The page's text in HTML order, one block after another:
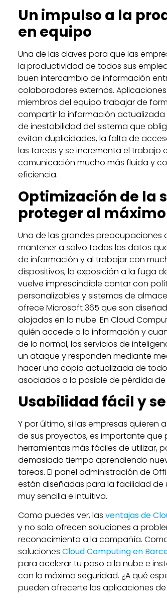
Un impulso a la
en equipo
Una de las claves para que las
la productividad de todos sus
buen intercambio de información
colaboradores externos.
miembros del equipo trabajar de
compartir la información actualizada
de inestabilidad del sistema que
evitan duplicidades, la falta de
las tareas y se incrementa el
comunicación mucho más fluida y
eficiencia.
Optimización de la
proteger al
Una de las grandes preocupaciones
mantener a salvo todos los datos
de información y al trabajar con
dispositivos, la exposición a la fuga
vuelve imprescindible contar con
personalizables y sistemas de
ofrece Microsoft 365 que son
alojados en la nube. En Cloud
quién accede a la información y
de lo normal, los servicios de
un ataque y responden mediante
hacer una copia actualizada de
asociados a la posible de pérdida de
Usabilidad fácil y
Y por último, si las empresas quieren
de sus proyectos, es importante
herramientas más fáciles de utilizar,
demasiado tiempo aprendiendo
tareas. El panel administración de
están diseñadas para la facilidad
muy sencilla e intuitiva.
Como puedes ver, las ventajas de
y no solo ofrecen soluciones a
reconocimiento a la compañía.
soluciones Cloud Computing en
para acelerar tu paso a la nube e
con la máxima seguridad. ¿A qué
pueden ofrecerte las aplicaciones